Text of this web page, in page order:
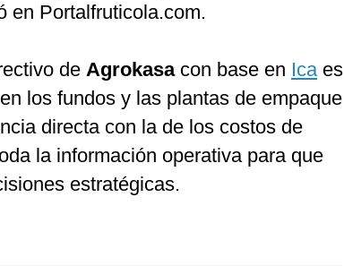
en Portalfruticola.com.
de Agrokasacon base en Icaes
los fundos y las plantas de empaque
directa con la de los costos de
la información operativa para que
estratégicas.